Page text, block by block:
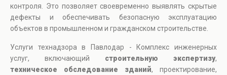
контроля. Это позволяет своевременно выявлять скрытые
дефекты и обеспечивать безопасную эксплуатацию
объектов в промышленном и гражданском строительстве.
Услуги технадзора в Павлодар - Комплекс инженерных
услуг, включающий строительную экспертизу,
техническое обследование зданий, проектирование,